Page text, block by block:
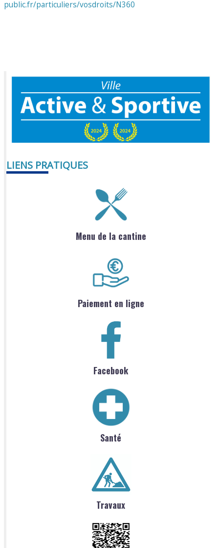
public.fr/particuliers/vosdroits/N360
LIENS PRATIQUES
Menu de la cantine
Paiement en ligne
Facebook
Santé
Travaux